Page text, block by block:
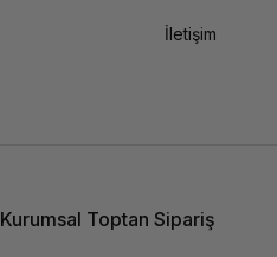
İletişim
Kurumsal Toptan Sipariş